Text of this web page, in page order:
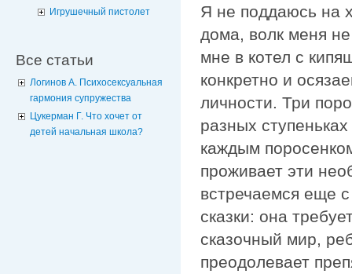
Игрушечный пистолет
Все статьи
Логинов А. Психосексуальная
гармония супружества
Цукерман Г. Что хочет от
детей начальная школа?
Я не поддаюсь на
дома, волк меня
мне в котел с
конкретно и
личности. Три
разных
каждым
проживает эти
встречаемся еще
сказки: она
сказочный мир,
преодолевает